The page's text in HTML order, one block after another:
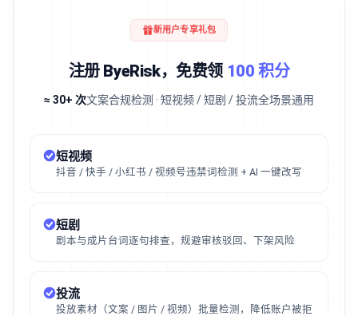
新用户专享礼包
注册 ByeRisk，免费领 100 积分
≈ 30+ 次文案合规检测 · 短视频 / 短剧 / 投流全场景通用
短视频
抖音 / 快手 / 小红书 / 视频号违禁词检测 + AI 一键改写
短剧
剧本与成片台词逐句排查，规避审核驳回、下架风险
投流
投放素材（文案 / 图片 / 视频）批量检测，降低账户被拒